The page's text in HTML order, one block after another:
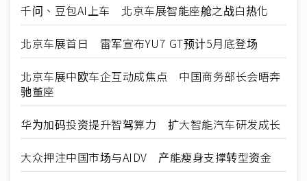
千问、豆包AI上车 北京车展智能座舱之战白热化
北京车展首日 雷军宣布YU7 GT预计5月底登场
北京车展中欧车企互动成焦点 中国商务部长会晤奔
驰董座
华为加码投资提升智驾算力 扩大智能汽车研发成长
大众押注中国市场与AIDV 产能瘦身支撑转型资金